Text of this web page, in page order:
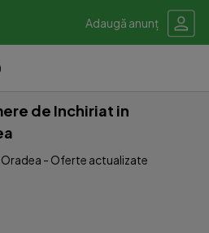
Adaugă anunț
de Inchiriat in
- Oferte actualizate